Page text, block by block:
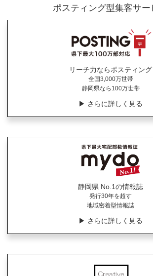
ポスティング型集客サー
リーチ力ならポスティング
全国3,000万世帯
静岡県なら100万世帯
▶︎ さらに詳しく見る
静岡県 No.1の情報誌
発行30年を超す
地域密着型情報誌
▶︎ さらに詳しく見る